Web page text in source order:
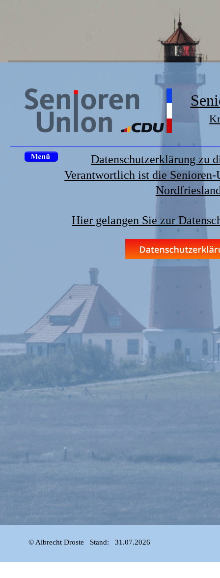
© Albrecht Droste   Stand:   31.07.2026
Datenschutzerklärung zu
Verantwortlich ist die
Hier gelangen Sie zur